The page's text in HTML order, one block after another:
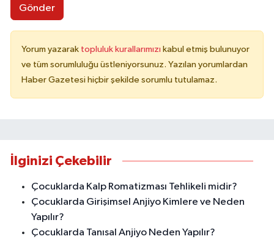
Gönder
Yorum yazarak topluluk kurallarımızı kabul etmiş bulunuyor
ve tüm sorumluluğu üstleniyorsunuz. Yazılan yorumlardan
Haber Gazetesi hiçbir şekilde sorumlu tutulamaz.
İlginizi Çekebilir
Çocuklarda Kalp Romatizması Tehlikeli midir?
Çocuklarda Girişimsel Anjiyo Kimlere ve Neden
Yapılır?
Çocuklarda Tanısal Anjiyo Neden Yapılır?